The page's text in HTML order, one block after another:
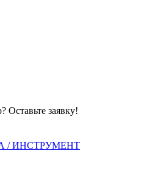
заявку!
/ ИНСТРУМЕНТ